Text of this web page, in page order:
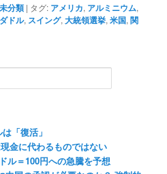
未分類 | タグ: アメリカ, アルミニウム,
ドル, スイング,大統領選挙,米国,関
「復活」
金に代わるものではない
ル＝100円への急騰を予想